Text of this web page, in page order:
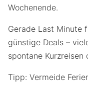
Wochenende.
Gerade Last Minute
günstige Deals –
spontane Kurzreisen
Tipp: Vermeide